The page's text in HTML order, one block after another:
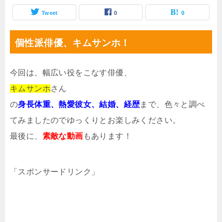
Tweet 0 0
個性派俳優、キムサンホ！
今回は、幅広い役をこなす俳優、
キムサンホさん
の身長体重、熱愛彼女、結婚、経歴まで、色々と調べ
てみましたのでゆっくりとお楽しみください。
最後に、 素敵な動画 もあります！
「スポンサードリンク」